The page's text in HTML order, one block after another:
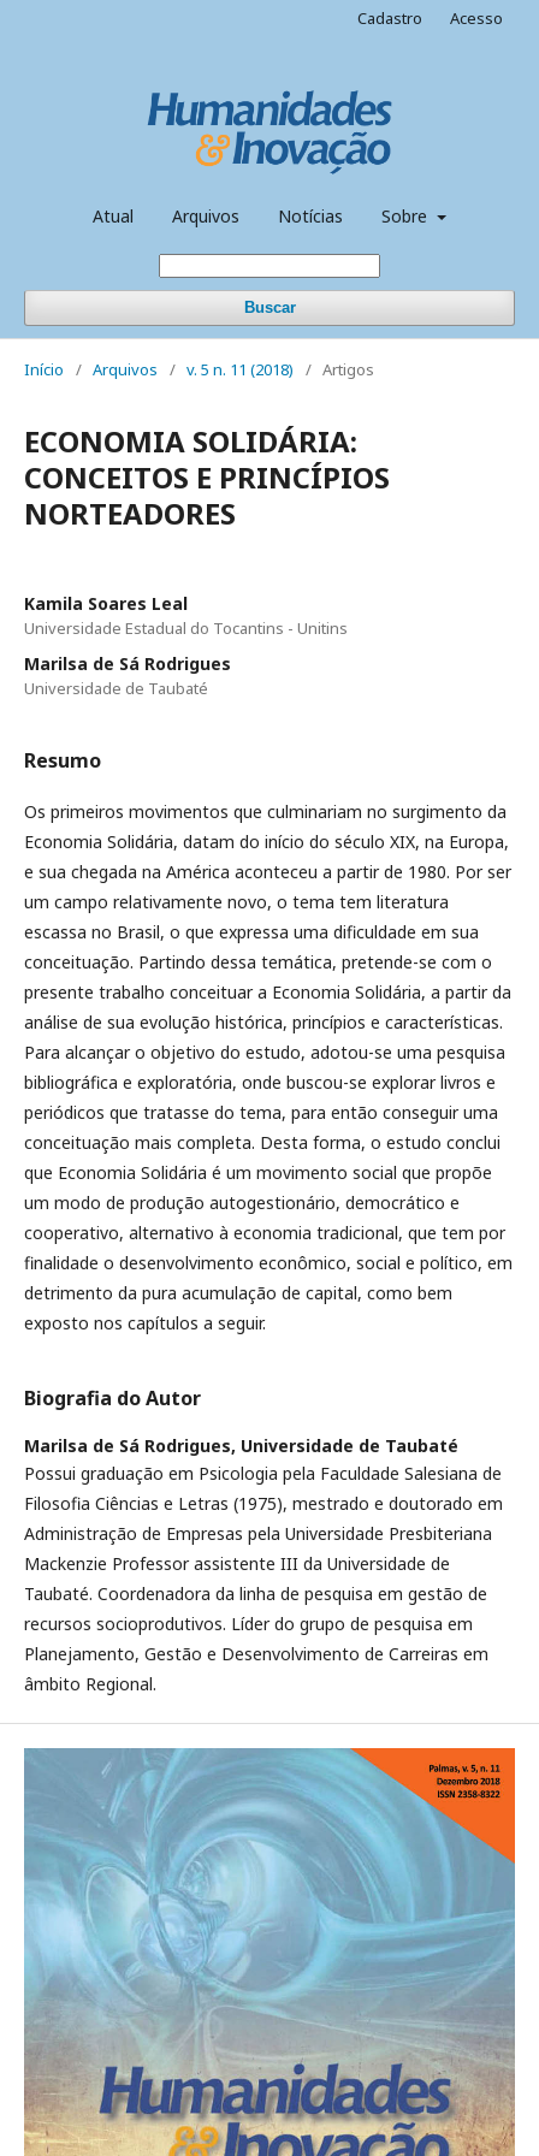
Atual Arquivos Notícias Sobre
Buscar
Cadastro Acesso
Início / Arquivos / v. 5 n. 11 (2018) / Artigos
ECONOMIA SOLIDÁRIA:
CONCEITOS E PRINCÍPIOS
NORTEADORES
Kamila Soares Leal
Universidade Estadual do Tocantins - Unitins
Marilsa de Sá Rodrigues
Universidade de Taubaté
Resumo
Os primeiros movimentos que culminariam no surgimento da
Economia Solidária, datam do início do século XIX, na Europa,
e sua chegada na América aconteceu a partir de 1980. Por ser
um campo relativamente novo, o tema tem literatura
escassa no Brasil, o que expressa uma dificuldade em sua
conceituação. Partindo dessa temática, pretende-se com o
presente trabalho conceituar a Economia Solidária, a partir da
análise de sua evolução histórica, princípios e características.
Para alcançar o objetivo do estudo, adotou-se uma pesquisa
bibliográfica e exploratória, onde buscou-se explorar livros e
periódicos que tratasse do tema, para então conseguir uma
conceituação mais completa. Desta forma, o estudo conclui
que Economia Solidária é um movimento social que propõe
um modo de produção autogestionário, democrático e
cooperativo, alternativo à economia tradicional, que tem por
finalidade o desenvolvimento econômico, social e político, em
detrimento da pura acumulação de capital, como bem
exposto nos capítulos a seguir.
Biografia do Autor
Marilsa de Sá Rodrigues, Universidade de Taubaté
Possui graduação em Psicologia pela Faculdade Salesiana de
Filosofia Ciências e Letras (1975), mestrado e doutorado em
Administração de Empresas pela Universidade Presbiteriana
Mackenzie Professor assistente III da Universidade de
Taubaté. Coordenadora da linha de pesquisa em gestão de
recursos socioprodutivos. Líder do grupo de pesquisa em
Planejamento, Gestão e Desenvolvimento de Carreiras em
âmbito Regional.